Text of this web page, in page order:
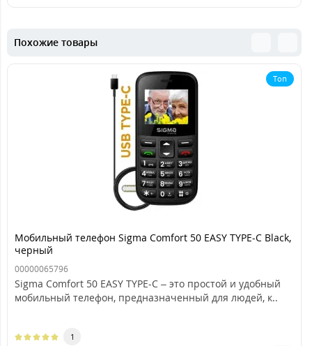
Похожие товары
Топ
Мобильный телефон Sigma Comfort 50 EASY TYPE-C Black,
черный
00000065796
Sigma Comfort 50 EASY TYPE-C – это простой и удобный
мобильный телефон, предназначенный для людей, к..
1